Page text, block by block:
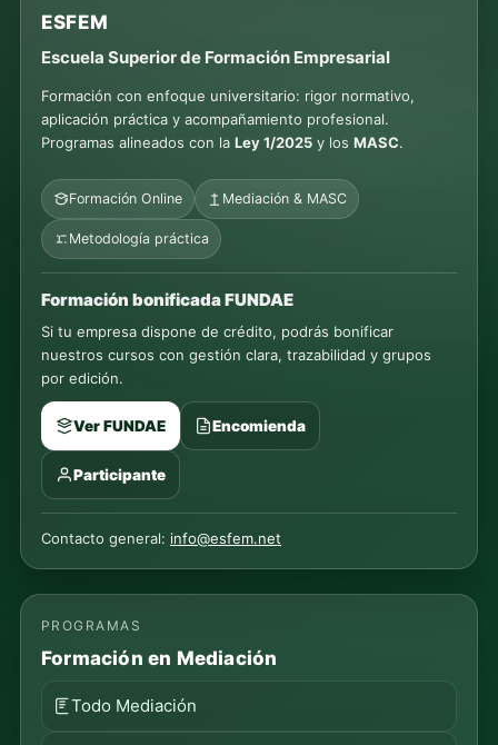
ESFEM
Escuela Superior de Formación Empresarial
Formación con enfoque universitario: rigor normativo,
aplicación práctica y acompañamiento profesional.
Programas alineados con la Ley 1/2025 y los MASC.
Formación Online Mediación & MASC
Metodología práctica
Formación bonificada FUNDAE
Si tu empresa dispone de crédito, podrás bonificar
nuestros cursos con gestión clara, trazabilidad y grupos
por edición.
Ver FUNDAE Encomienda
Participante
Contacto general: info@esfem.net
PROGRAMAS
Formación en Mediación
Todo Mediación